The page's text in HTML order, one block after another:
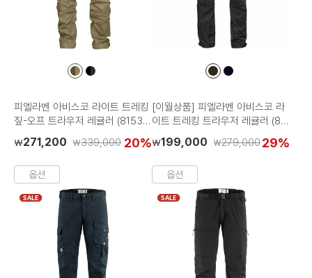
컬
컬
피엘라벤 아비스코 라이트 트레킹
짚-오프 트라우저 레귤러 (81535
₩271,200 ₩339,000 20%
옵션
컬
컬
[이월상품] 피엘라벤 아비스코 라
이트 트레킹 트라우저 레귤러 (82
890R)
₩199,000 ₩279,00029%
옵션
SALE SALE